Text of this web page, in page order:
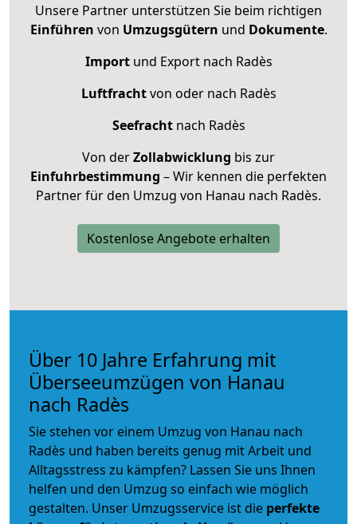
Unsere Partner unterstützen Sie beim richtigen
Einführen von Umzugsgütern und Dokumente.
Importund Export nach Radès
Luftfrachtvon oder nach Radès
Seefrachtnach Radès
Von derZollabwicklung bis zur
Einfuhrbestimmung – Wir kennen die perfekten
Partner für den Umzug von Hanau nach Radès.
Kostenlose Angebote erhalten
Über 10 Jahre Erfahrung mit
Überseeumzügen von Hanau
nach Radès
Sie stehen vor einem Umzug von Hanau nach
Radès und haben bereits genug mit Arbeit und
Alltagsstress zu kämpfen? Lassen Sie uns Ihnen
helfen und den Umzug so einfach wie möglich
gestalten. Unser Umzugsservice ist die perfekte